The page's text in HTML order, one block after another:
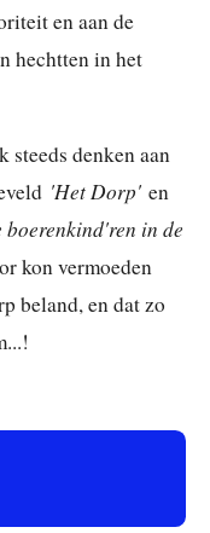
en aan de
hechtten in het
steeds denken aan
'Het Dorp' en
boerenkind'ren in de
kon vermoeden
beland, en dat zo